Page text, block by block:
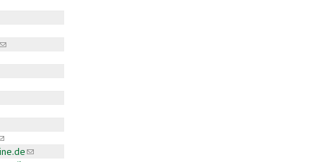
(link sends e-mail)
e-mail)
mail)
sends e-mail)
(link sends e-mail)